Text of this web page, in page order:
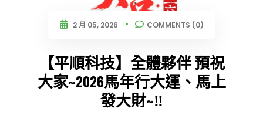
2 月 05, 2026 COMMENTS (0)
【平順科技】全體夥伴 預祝
大家~2026馬年行大運、馬上
發大財~‼️